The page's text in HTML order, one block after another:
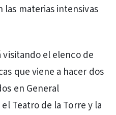
las materias intensivas
visitando el elenco de
que viene a hacer dos
en General
Teatro de la Torre y la